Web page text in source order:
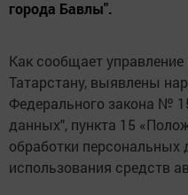
города Бавлы".
Как сообщает
Татарстану, выявлены
Федерального закона №
данных", пункта 15
обработки
использования средств